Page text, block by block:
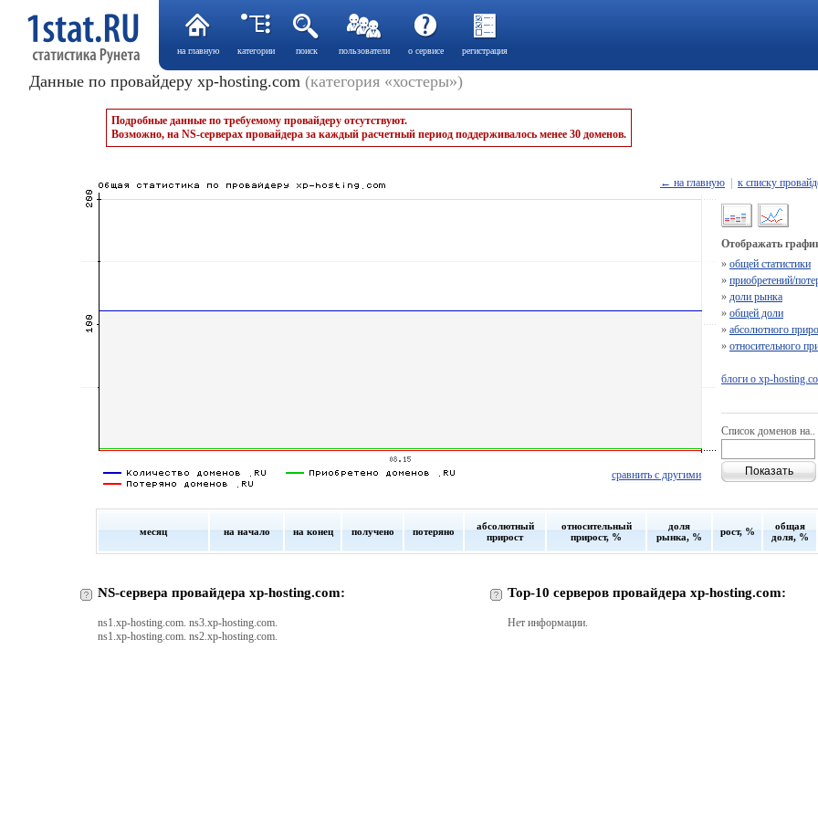
на главную категории поиск пользователи о сервисе регистрация
Данные по провайдеру xp-hosting.com (категория «хостеры»)
Подробные данные по требуемому провайдеру отсутствуют.
Возможно, на NS-серверах провайдера за каждый расчетный период поддерживалось менее 30 доменов.
← на главную к списку
сравнить с другими
Отображать
» общей статистики
» приобретений/
» доли рынка
» общей доли
» абсолютного
» относительного
блоги о xp-
Список доменов на..
месяц на начало на конец получено потеряно
абсолютный
прирост
относительный
прирост, %
доля
рынка, %
рост, %
общая
доля, %
NS-сервера провайдера xp-hosting.com:
ns1.xp-hosting.com. ns3.xp-hosting.com.
ns1.xp-hosting.com. ns2.xp-hosting.com.
Top-10 серверов провайдера xp-hosting.com:
Нет информации.